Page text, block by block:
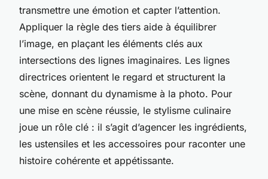
transmettre une émotion et capter l’attention.
Appliquer la règle des tiers aide à équilibrer
l’image, en plaçant les éléments clés aux
intersections des lignes imaginaires. Les lignes
directrices orientent le regard et structurent la
scène, donnant du dynamisme à la photo. Pour
une mise en scène réussie, le stylisme culinaire
joue un rôle clé : il s’agit d’agencer les ingrédients,
les ustensiles et les accessoires pour raconter une
histoire cohérente et appétissante.